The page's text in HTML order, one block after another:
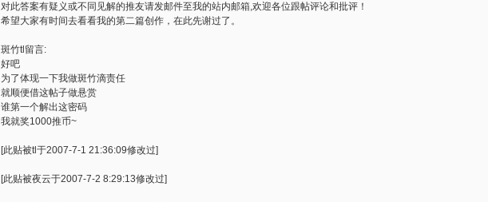
对此答案有疑义或不同见解的推友请发邮件至我的站内邮箱,欢迎各位跟帖评论和批评！
希望大家有时间去看看我的第二篇创作，在此先谢过了。
斑竹tl留言:
好吧
为了体现一下我做斑竹滴责任
就顺便借这帖子做悬赏
谁第一个解出这密码
我就奖1000推币~
[此贴被tl于2007-7-1 21:36:09修改过]
[此贴被夜云于2007-7-2 8:29:13修改过]